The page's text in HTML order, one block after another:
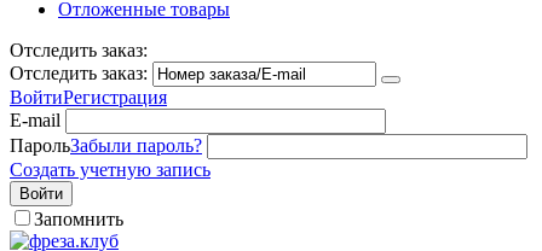
Отложенные товары
Отследить заказ:
Отследить заказ:
ВойтиРегистрация
E-mail
ПарольЗабыли пароль?
Создать учетную запись
Войти
Запомнить